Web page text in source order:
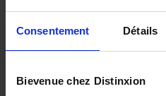
Consentement Détails
Bievenue chez Distinxion